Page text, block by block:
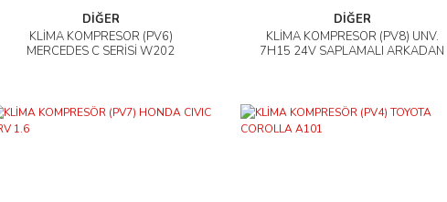
DİĞER
KLİMA KOMPRESÖR (PV6)
MERCEDES C SERİSİ W202
İncele
DİĞER
KLİMA KOMPRESÖR (PV8) UNV.
7H15 24V SAPLAMALI ARKADAN
İncele